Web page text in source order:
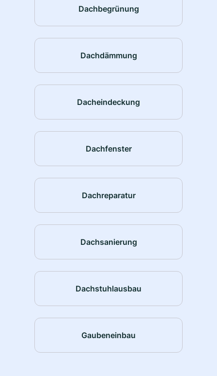
Dachbegrünung
Dachdämmung
Dacheindeckung
Dachfenster
Dachreparatur
Dachsanierung
Dachstuhlausbau
Gaubeneinbau